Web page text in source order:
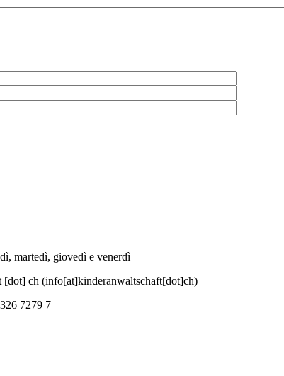
martedì, giovedì e venerdì
[dot] ch (info[at]kinderanwaltschaft[dot]ch)
7279 7